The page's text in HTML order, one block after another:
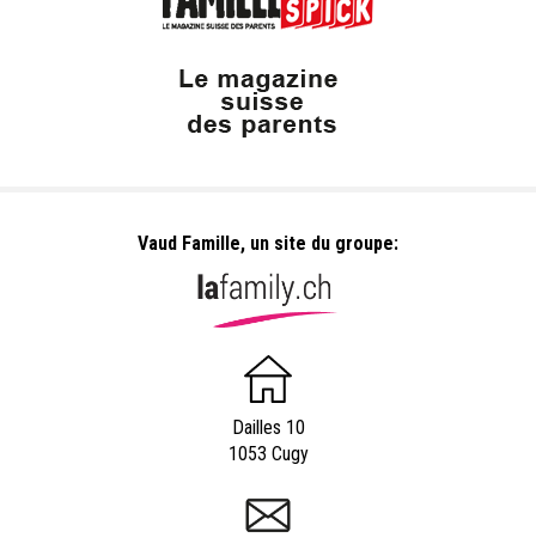
Vaud Famille, un site du groupe:
Dailles 10
1053 Cugy